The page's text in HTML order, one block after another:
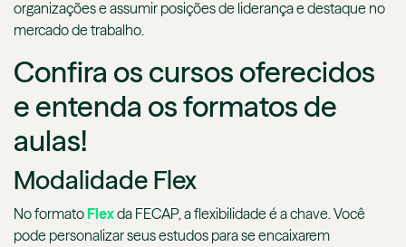
organizações e assumir posições de liderança e destaque no
mercado de trabalho.
Confira os cursos oferecidos
e entenda os formatos de
aulas!
Modalidade Flex
No formatoFlexda FECAP, a flexibilidade é a chave. Você
pode personalizar seus estudos para se encaixarem